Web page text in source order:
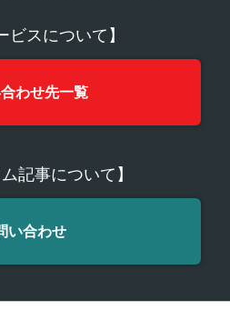
ビスについて】
わせ先一覧
記事について】
い合わせ